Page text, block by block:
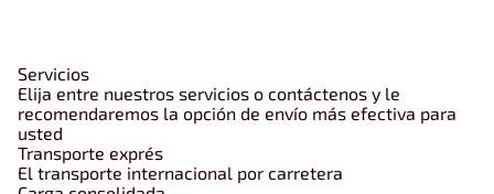
Servicios
Elija entre nuestros servicios o contáctenos y le
recomendaremos la opción de envío más efectiva para
usted
Transporte exprés
El transporte internacional por carretera